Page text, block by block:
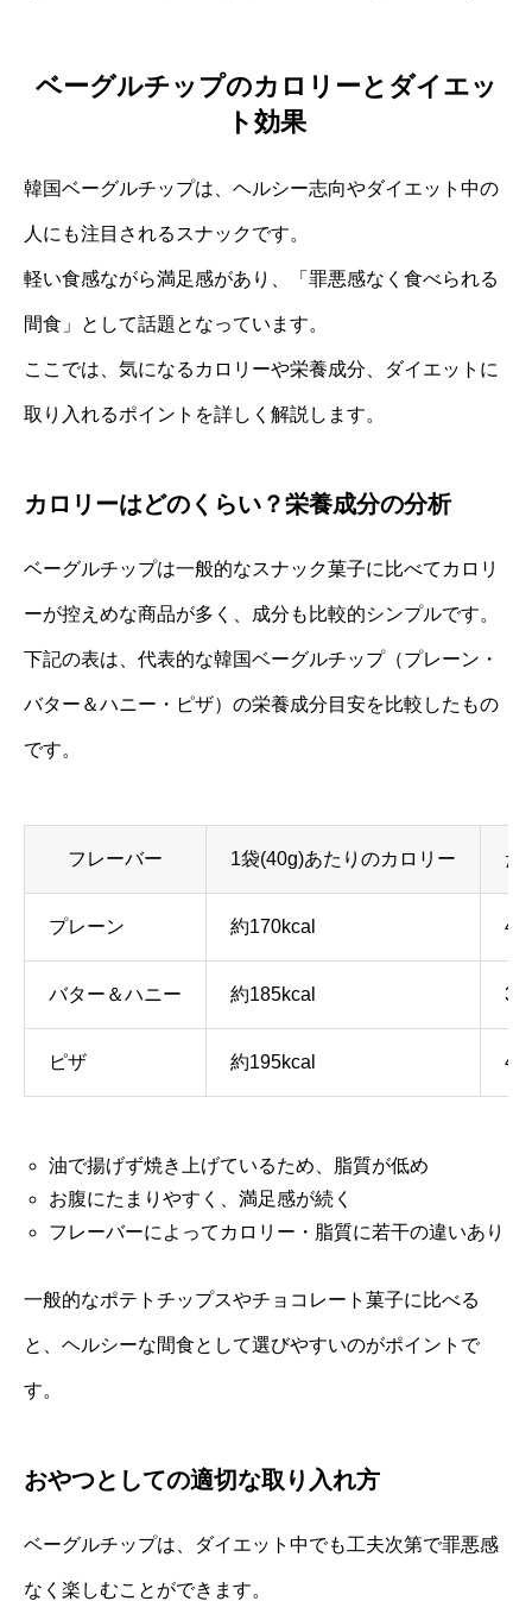
ベーグルチップのカロリーとダイエッ
ト効果
韓国ベーグルチップは、ヘルシー志向やダイエット中の
人にも注目されるスナックです。
軽い食感ながら満足感があり、「罪悪感なく食べられる
間食」として話題となっています。
ここでは、気になるカロリーや栄養成分、ダイエットに
取り入れるポイントを詳しく解説します。
カロリーはどのくらい？栄養成分の分析
ベーグルチップは一般的なスナック菓子に比べてカロリ
ーが控えめな商品が多く、成分も比較的シンプルです。
下記の表は、代表的な韓国ベーグルチップ（プレーン・
バター＆ハニー・ピザ）の栄養成分目安を比較したもの
です。
フレーバー 1袋(40g)あたりのカロリー た
プレーン 約170kcal
バター＆ハニー 約185kcal
ピザ 約195kcal
油で揚げず焼き上げているため、脂質が低め
お腹にたまりやすく、満足感が続く
フレーバーによってカロリー・脂質に若干の違いあり
一般的なポテトチップスやチョコレート菓子に比べる
と、ヘルシーな間食として選びやすいのがポイントで
す。
おやつとしての適切な取り入れ方
ベーグルチップは、ダイエット中でも工夫次第で罪悪感
なく楽しむことができます。